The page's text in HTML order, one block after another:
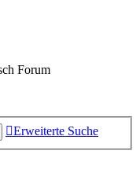
Forum
Erweiterte Suche